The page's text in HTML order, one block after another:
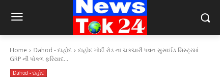
Home Dahod - દાહોદ
દાહોદ ગોદી રોડ ના ચકચારી પવન સુસાઈડ મિસ્ટ્રમાં
GRP ની પોકળ ફરિયાદ...
Dahod - દાહોદ